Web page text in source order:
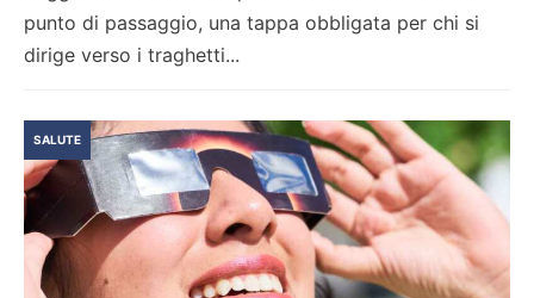
punto di passaggio, una tappa obbligata per chi si
dirige verso i traghetti...
SALUTE